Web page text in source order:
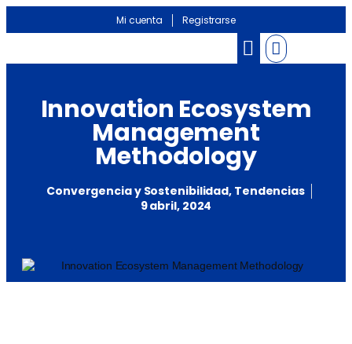
Mi cuenta Registrarse
Innovation Ecosystem
Management
Methodology
Convergencia y Sostenibilidad, Tendencias
9 abril, 2024